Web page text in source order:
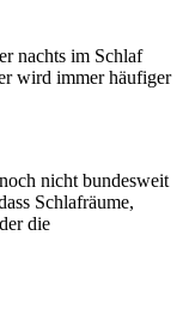
nachts im Schlaf
wird immer häufiger
nicht bundesweit
Schlafräume,
die